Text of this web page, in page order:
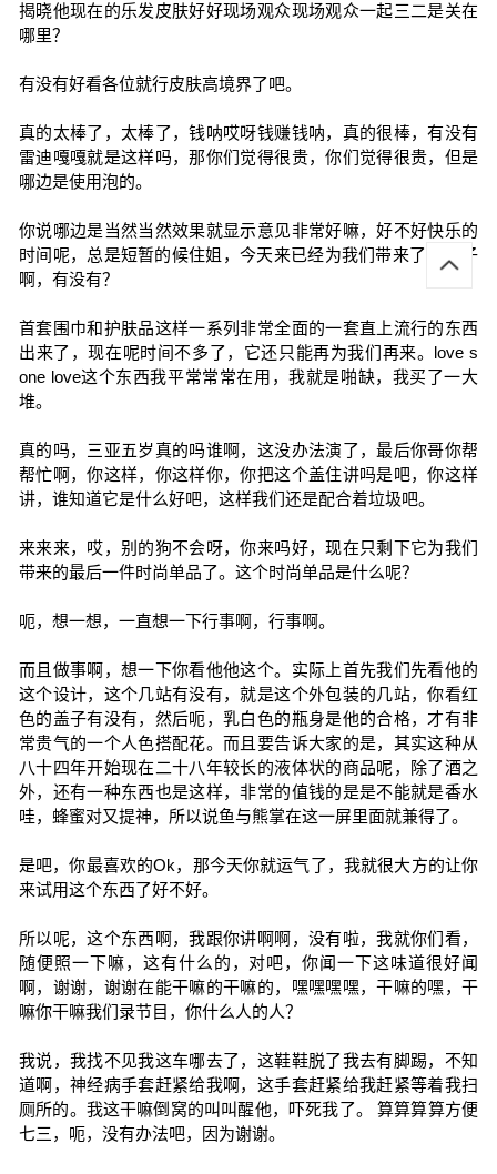
揭晓他现在的乐发皮肤好好现场观众现场观众一起三二是关在
哪里？
有没有好看各位就行皮肤高境界了吧。
真的太棒了，太棒了，钱呐哎呀钱赚钱呐，真的很棒，有没有
雷迪嘎嘎就是这样吗，那你们觉得很贵，你们觉得很贵，但是
哪边是使用泡的。
你说哪边是当然当然效果就显示意见非常好嘛，好不好快乐的
时间呢，总是短暂的候住姐，今天来已经为我们带来了ok鞋子
啊，有没有？
首套围巾和护肤品这样一系列非常全面的一套直上流行的东西
出来了，现在呢时间不多了，它还只能再为我们再来。love s
one love这个东西我平常常常在用，我就是啪缺，我买了一大
堆。
真的吗，三亚五岁真的吗谁啊，这没办法演了，最后你哥你帮
帮忙啊，你这样，你这样你，你把这个盖住讲吗是吧，你这样
讲，谁知道它是什么好吧，这样我们还是配合着垃圾吧。
来来来，哎，别的狗不会呀，你来吗好，现在只剩下它为我们
带来的最后一件时尚单品了。这个时尚单品是什么呢？
呃，想一想，一直想一下行事啊，行事啊。
而且做事啊，想一下你看他他这个。实际上首先我们先看他的
这个设计，这个几站有没有，就是这个外包装的几站，你看红
色的盖子有没有，然后呃，乳白色的瓶身是他的合格，才有非
常贵气的一个人色搭配花。而且要告诉大家的是，其实这种从
八十四年开始现在二十八年较长的液体状的商品呢，除了酒之
外，还有一种东西也是这样，非常的值钱的是是不能就是香水
哇，蜂蜜对又提神，所以说鱼与熊掌在这一屏里面就兼得了。
是吧，你最喜欢的Ok，那今天你就运气了，我就很大方的让你
来试用这个东西了好不好。
所以呢，这个东西啊，我跟你讲啊啊，没有啦，我就你们看，
随便照一下嘛，这有什么的，对吧，你闻一下这味道很好闻
啊，谢谢，谢谢在能干嘛的干嘛的，嘿嘿嘿嘿，干嘛的嘿，干
嘛你干嘛我们录节目，你什么人的人？
我说，我找不见我这车哪去了，这鞋鞋脱了我去有脚踢，不知
道啊，神经病手套赶紧给我啊，这手套赶紧给我赶紧等着我扫
厕所的。我这干嘛倒窝的叫叫醒他，吓死我了。 算算算算方便
七三，呃，没有办法吧，因为谢谢。